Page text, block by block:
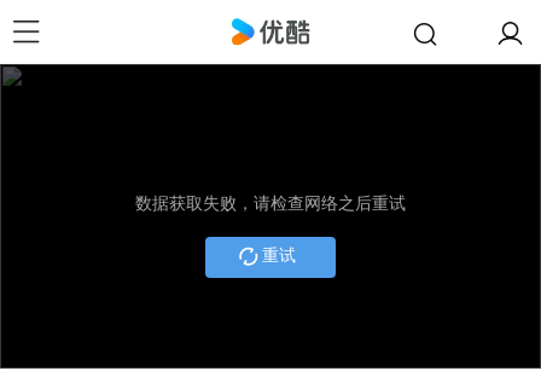
数据获取失败，请检查网络之后重试
重试